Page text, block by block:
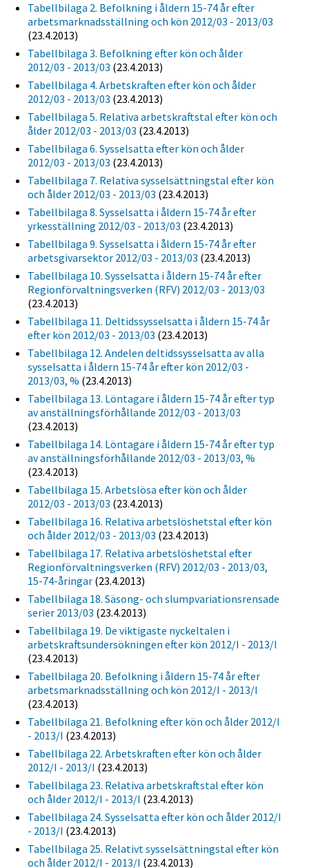
Tabellbilaga 2. Befolkning i åldern 15-74 år efter
arbetsmarknadsställning och kön 2012/03 - 2013/03
(23.4.2013)
Tabellbilaga 3. Befolkning efter kön och ålder
2012/03 - 2013/03 (23.4.2013)
Tabellbilaga 4. Arbetskraften efter kön och ålder
2012/03 - 2013/03 (23.4.2013)
Tabellbilaga 5. Relativa arbetskraftstal efter kön och
ålder 2012/03 - 2013/03 (23.4.2013)
Tabellbilaga 6. Sysselsatta efter kön och ålder
2012/03 - 2013/03 (23.4.2013)
Tabellbilaga 7. Relativa sysselsättningstal efter kön
och ålder 2012/03 - 2013/03 (23.4.2013)
Tabellbilaga 8. Sysselsatta i åldern 15-74 år efter
yrkesställning 2012/03 - 2013/03 (23.4.2013)
Tabellbilaga 9. Sysselsatta i åldern 15-74 år efter
arbetsgivarsektor 2012/03 - 2013/03 (23.4.2013)
Tabellbilaga 10. Sysselsatta i åldern 15-74 år efter
Regionförvaltningsverken (RFV) 2012/03 - 2013/03
(23.4.2013)
Tabellbilaga 11. Deltidssysselsatta i åldern 15-74 år
efter kön 2012/03 - 2013/03 (23.4.2013)
Tabellbilaga 12. Andelen deltidssysselsatta av alla
sysselsatta i åldern 15-74 år efter kön 2012/03 -
2013/03, % (23.4.2013)
Tabellbilaga 13. Löntagare i åldern 15-74 år efter typ
av anställningsförhållande 2012/03 - 2013/03
(23.4.2013)
Tabellbilaga 14. Löntagare i åldern 15-74 år efter typ
av anställningsförhållande 2012/03 - 2013/03, %
(23.4.2013)
Tabellbilaga 15. Arbetslösa efter kön och ålder
2012/03 - 2013/03 (23.4.2013)
Tabellbilaga 16. Relativa arbetslöshetstal efter kön
och ålder 2012/03 - 2013/03 (23.4.2013)
Tabellbilaga 17. Relativa arbetslöshetstal efter
Regionförvaltningsverken (RFV) 2012/03 - 2013/03,
15-74-åringar (23.4.2013)
Tabellbilaga 18. Säsong- och slumpvariationsrensade
serier 2013/03 (23.4.2013)
Tabellbilaga 19. De viktigaste nyckeltalen i
arbetskraftsundersökningen efter kön 2012/I - 2013/I
(23.4.2013)
Tabellbilaga 20. Befolkning i åldern 15-74 år efter
arbetsmarknadsställning och kön 2012/I - 2013/I
(23.4.2013)
Tabellbilaga 21. Befolkning efter kön och ålder 2012/I
- 2013/I (23.4.2013)
Tabellbilaga 22. Arbetskraften efter kön och ålder
2012/I - 2013/I (23.4.2013)
Tabellbilaga 23. Relativa arbetskraftstal efter kön
och ålder 2012/I - 2013/I (23.4.2013)
Tabellbilaga 24. Sysselsatta efter kön och ålder 2012/I
- 2013/I (23.4.2013)
Tabellbilaga 25. Relativt sysselsättningstal efter kön
och ålder 2012/I - 2013/I (23.4.2013)